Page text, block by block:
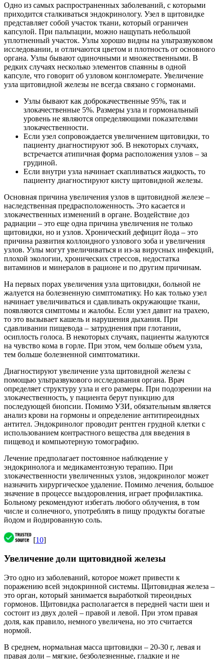
Одно из самых распространенных заболеваний, с которыми
приходится сталкиваться эндокринологу. Узел в щитовидке
представляет собой участок ткани, который ограничен
капсулой. При пальпации, можно нащупать небольшой
уплотненный участок. Узлы хорошо видны на ультразвуковом
исследовании, и отличаются цветом и плотность от основного
органа. Узлы бывают одиночными и множественными. В
редких случаях несколько элементов спаянны в одной
капсуле, что говорит об узловом конгломерате. Увеличение
узла щитовидной железы не всегда связано с гормонами.
Узлы бывают как доброкачественные 95%, так и
злокачественные 5%. Размеры узла и гормональный
уровень не являются определяющими показателями
злокачественности.
Если узел сопровождается увеличением щитовидки, то
пациенту диагностируют зоб. В некоторых случаях,
встречается атипичная форма расположения узлов – за
грудиной.
Если внутри узла начинает скапливаться жидкость, то
пациенту диагностируют кисту щитовидной железы.
Основная причина увеличения узлов в щитовидной железе –
наследственная предрасположенность. Это касается и
злокачественных изменений в органе. Воздействие доз
радиации – это еще одна причина увеличения не только
щитовидки, но и узлов. Хронический дефицит йода – это
причина развития коллоидного узлового зоба и увеличения
узлов. Узлы могут увеличиваться и из-за вирусных инфекций,
плохой экологии, хронических стрессов, недостатка
витаминов и минералов в рационе и по другим причинам.
На первых порах увеличения узла щитовидки, больной не
жалуется на болезненную симптоматику. Но как только узел
начинает увеличиваться и сдавливать окружающие ткани,
появляются симптомы и жалобы. Если узел давит на трахею,
то это вызывает кашель и нарушения дыхания. При
сдавливании пищевода – затруднения при глотании,
осиплость голоса. В некоторых случаях, пациенты жалуются
на чувство кома в горле. При этом, чем больше объем узла,
тем больше болезненной симптоматики.
Диагностируют увеличение узла щитовидной железы с
помощью ультразвукового исследования органа. Врач
определяет структуру узла и его размеры. При подозрении на
злокачественность, у пациента берут пункцию для
последующей биопсии. Помимо УЗИ, обязательным является
анализ крови на гормоны и определение антитиреоидных
антител. Эндокринолог проводит рентген грудной клетки с
использованием контрастного вещества для введения в
пищевод и компьютерную томографию.
Лечение предполагает постоянное наблюдение у
эндокринолога и медикаментозную терапию. При
злокачественности увеличенных узлов, эндокринолог может
назначить хирургическое удаление. Помимо лечения, большое
значение в процессе выздоровления, играет профилактика.
Больному рекомендуют избегать любого облучения, в том
числе и солнечного, употреблять в пищу продукты богатые
йодом и йодированную соль.
[10]
Увеличение доли щитовидной железы
Это одно из заболеваний, которое может привести к
поражению всей эндокринной системы. Щитовидная железа –
это орган, который занимается выработкой тиреоидных
гормонов. Щитовидка располагается в передней части шеи и
состоит из двух долей – правой и левой. При этом правая
доля, как правило, немного увеличена, но это считается
нормой.
В среднем, нормальная масса щитовидки – 20-30 г, левая и
правая доли – мягкие, безболезненные, гладкие и не